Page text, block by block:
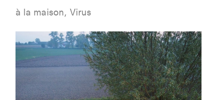
à la maison, Virus